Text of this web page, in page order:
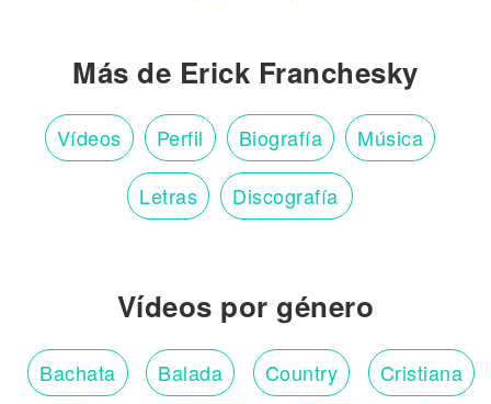
Más de Erick Franchesky
Vídeos Perfil Biografía Música
Letras Discografía
Vídeos por género
Bachata Balada Country Cristiana